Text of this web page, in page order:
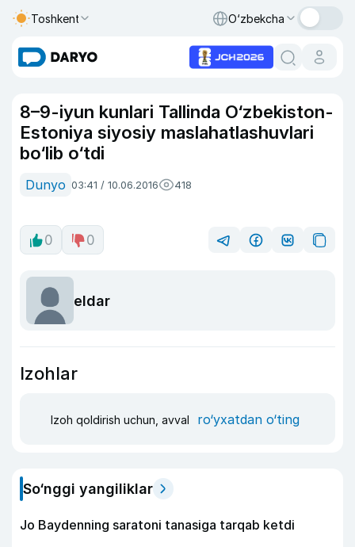
Toshkent O‘zbekcha
8–9-iyun kunlari Tallinda O‘zbekiston-
Estoniya siyosiy maslahatlashuvlari
bo‘lib o‘tdi
Dunyo 03:41 / 10.06.2016 418
0 0
eldar
Izohlar
Izoh qoldirish uchun, avval ro‘yxatdan o‘ting
So‘nggi yangiliklar
Jo Baydenning saratoni tanasiga tarqab ketdi